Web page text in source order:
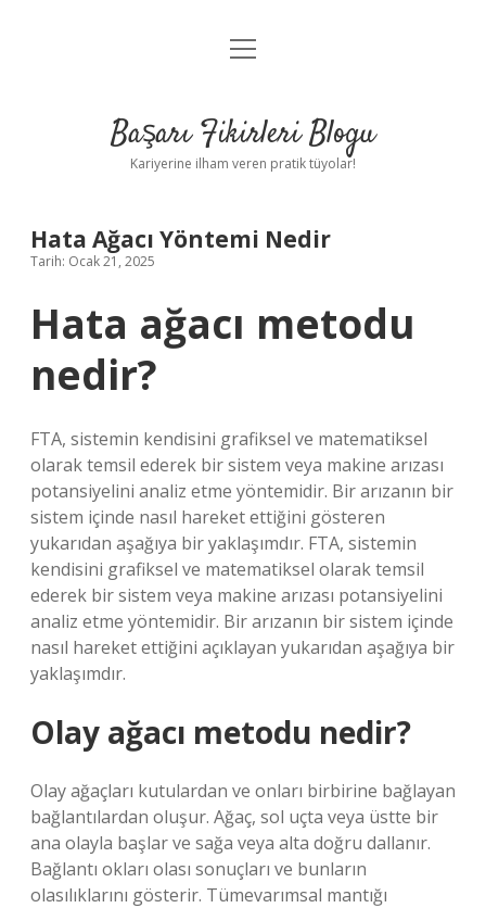
Anasayfa
Yasal Uyarı
menüyü
Başarı Fikirleri Blogu
Kariyerine ilham veren pratik tüyolar!
Hata Ağacı Yöntemi Nedir
Tarih: Ocak 21, 2025
Hata ağacı metodu
nedir?
FTA, sistemin kendisini grafiksel ve matematiksel
olarak temsil ederek bir sistem veya makine arızası
potansiyelini analiz etme yöntemidir. Bir arızanın bir
sistem içinde nasıl hareket ettiğini gösteren
yukarıdan aşağıya bir yaklaşımdır. FTA, sistemin
kendisini grafiksel ve matematiksel olarak temsil
ederek bir sistem veya makine arızası potansiyelini
analiz etme yöntemidir. Bir arızanın bir sistem içinde
nasıl hareket ettiğini açıklayan yukarıdan aşağıya bir
yaklaşımdır.
Olay ağacı metodu nedir?
Olay ağaçları kutulardan ve onları birbirine bağlayan
bağlantılardan oluşur. Ağaç, sol uçta veya üstte bir
ana olayla başlar ve sağa veya alta doğru dallanır.
Bağlantı okları olası sonuçları ve bunların
olasılıklarını gösterir. Tümevarımsal mantığı